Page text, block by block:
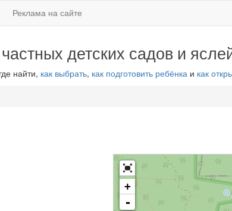
Реклама на сайте
детских садов и
найти, как выбрать, как подготовить ребёнкаи как
+
-